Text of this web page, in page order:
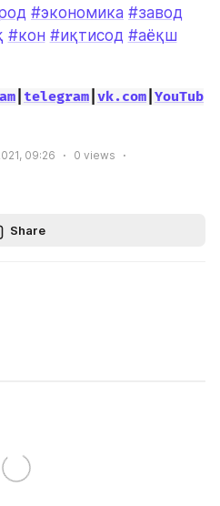
#экономика #завод
#кон #иқтисод #аёқш
telegram vk.com YouTub
09:26 0 views
Share